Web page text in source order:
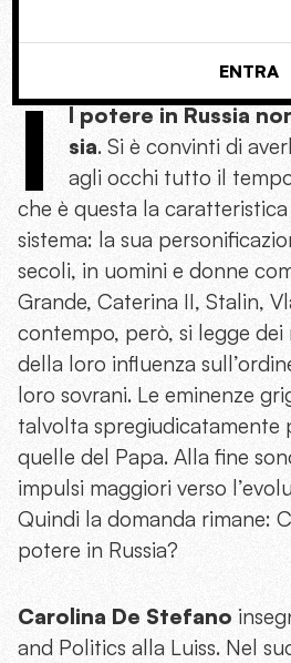
ENTRA
I
l potere in Russia
sia. Si è convinti di
agli occhi tutto il
che è questa la
sistema: la sua
secoli, in uomini e donne
Grande, Caterina II, Stalin,
contempo, però, si legge
della loro influenza
loro sovrani. Le eminenze
talvolta spregiudicatamente
quelle del Papa. Alla fine
impulsi maggiori verso
Quindi la domanda rimane:
potere in Russia?
Carolina De Stefano
and Politics alla Luiss. Nel